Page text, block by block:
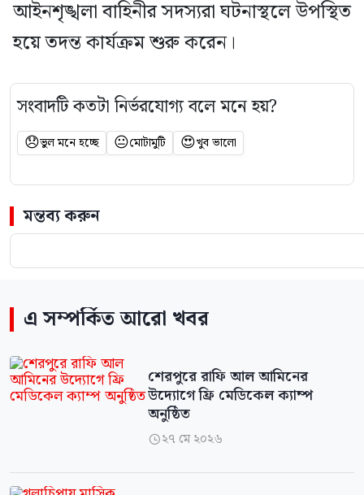
আইনশৃঙ্খলা বাহিনীর সদস্যরা ঘটনাস্থলে উপস্থিত
হয়ে তদন্ত কার্যক্রম শুরু করেন।
সংবাদটি কতটা নির্ভরযোগ্য বলে মনে হয়?
😞ভুল মনে হচ্ছে 😐মোটামুটি 😍খুব ভালো
মন্তব্য করুন
এ সম্পর্কিত আরো খবর
শেরপুরে রাফি আল আমিনের
উদ্যোগে ফ্রি মেডিকেল ক্যাম্প
অনুষ্ঠিত
২৭ মে ২০২৬